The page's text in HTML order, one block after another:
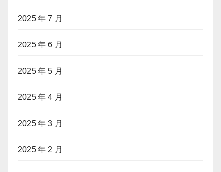
2025 年 7 月
2025 年 6 月
2025 年 5 月
2025 年 4 月
2025 年 3 月
2025 年 2 月